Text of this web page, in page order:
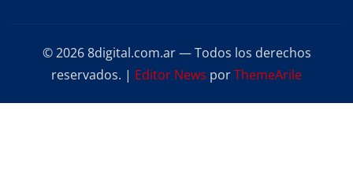
© 2026 8digital.com.ar — Todos los derechos
reservados. | Editor News porThemeArile